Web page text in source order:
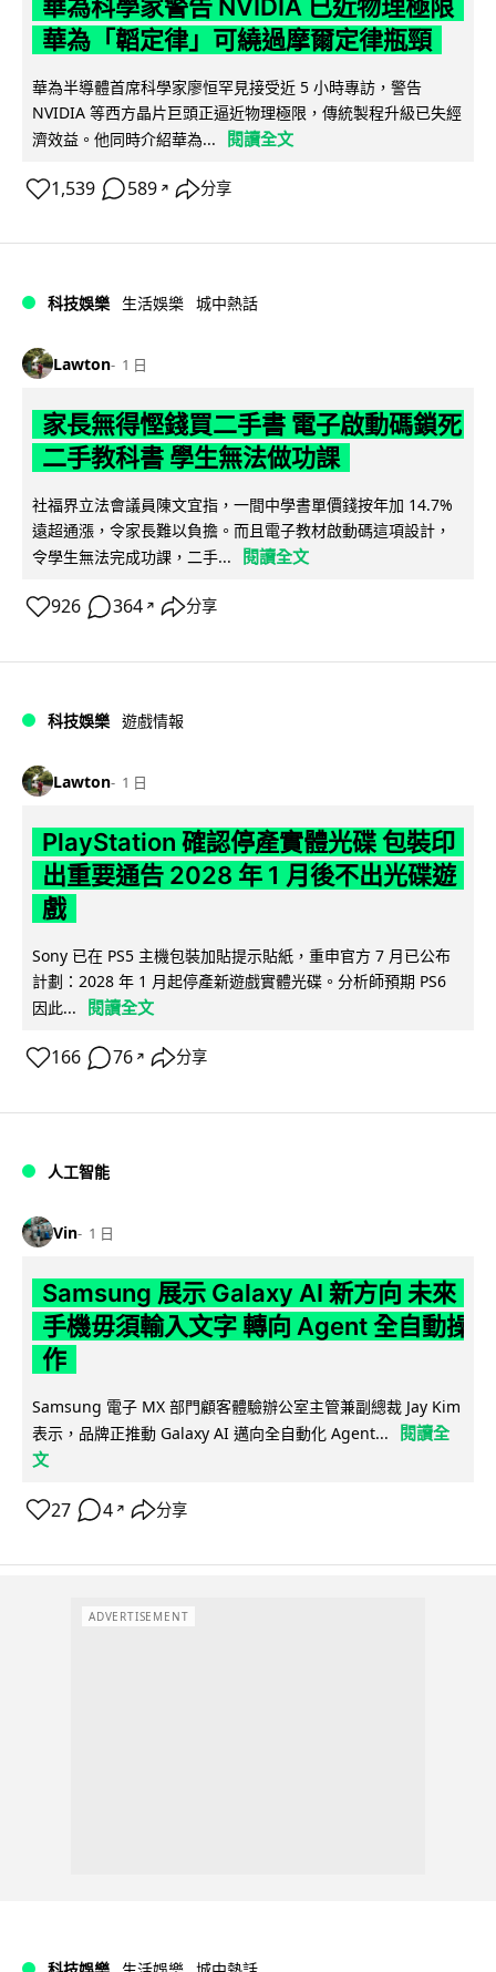
華為科學家警告 NVIDIA 已近物理極限
華為「韜定律」可繞過摩爾定律瓶頸
華為半導體首席科學家廖恒罕見接受近 5 小時專訪，警告
NVIDIA 等西方晶片巨頭正逼近物理極限，傳統製程升級已失經
濟效益。他同時介紹華為...
閱讀全文
1,539 589 ↗ 分享
科技娛樂 生活娛樂 城中熱話
Lawton 1 日
家長無得慳錢買二手書 電子啟動碼鎖死
二手教科書 學生無法做功課
社福界立法會議員陳文宜指，一間中學書單價錢按年加 14.7%
遠超通漲，令家長難以負擔。而且電子教材啟動碼這項設計，
令學生無法完成功課，二手...
閱讀全文
926 364 ↗ 分享
科技娛樂 遊戲情報
Lawton 1 日
PlayStation 確認停產實體光碟 包裝印
出重要通告 2028 年 1 月後不出光碟遊
戲
Sony 已在 PS5 主機包裝加貼提示貼紙，重申官方 7 月已公布
計劃：2028 年 1 月起停產新遊戲實體光碟。分析師預期 PS6
因此...
閱讀全文
166 76 ↗ 分享
人工智能
Vin 1 日
Samsung 展示 Galaxy AI 新方向 未來
手機毋須輸入文字 轉向 Agent 全自動操
作
Samsung 電子 MX 部門顧客體驗辦公室主管兼副總裁 Jay Kim
表示，品牌正推動 Galaxy AI 邁向全自動化 Agent...
閱讀全
文
27 4 ↗ 分享
ADVERTISEMENT